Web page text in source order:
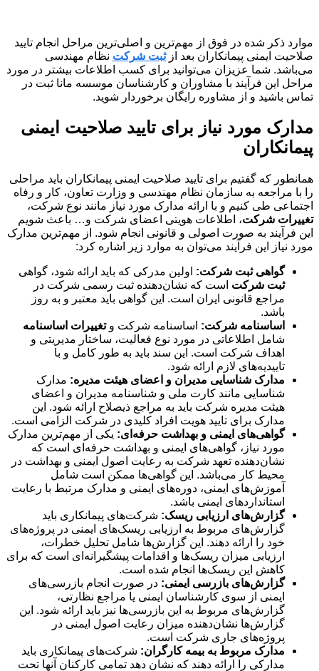
موارد ذکر شده در فوق از مهم‌ترین و اصلی‌ترین مراحل انجام تایید
صلاحیت ایمنی پیمانکاران بعد ازثبت شرکت نظام مهندسی
می‌باشد. شما عزیزان می‌توانید برای کسب اطلاعات بیشتر در مورد
مراحل این فرآیند با مشاوران و کارشناسان موسسه مانا ثبت در
تماس باشید و از مشاوره رایگان برخوردار شوید.
مدارک مورد نیاز برای تایید صلاحیت ایمنی
پیمانکاران
همانطور که گفتیم برای تایید صلاحیت ایمنی پیمانکاران باید مراحلی
را با مراجعه به سازمان نظام مهندسی و وزارت تعاون، کار و رفاه
اجتماعی طی کنیم و با ارائه مدارک مورد نیاز مانند نوع شرکت،
تغییرات شرکت، اطلاعات هویتی اعضای شرکت و… باعث شویم
این فرآیند به صورت اصولی و قانونی انجام شود. از مهم‌ترین مدارک
مورد نیاز این فرآیند می‌توان به موارد زیر اشاره کرد:
گواهی ثبت شرکت: اولین مدرکی که باید ارائه شود، گواهی
ثبت شرکت است که نشان‌دهنده ثبت رسمی شرکت در
مراجع قانونی ایران است. این گواهی باید معتبر و به روز
باشد.
اساسنامه شرکت: اساسنامه شرکت وتغییرات اساسنامه
شامل اطلاعاتی در مورد نوع فعالیت، ساختار مدیریتی و
اهداف شرکت است. این سند باید به طور کامل و با
تاییدیه‌های لازم ارائه شود.
مدارک شناسایی مدیران و اعضای هیئت مدیره: مدارک
شناسایی مانند کارت ملی و شناسنامه مدیران و اعضای
هیئت مدیره شرکت باید به مراجع ذیصلاح ارائه شود. این
مدارک برای تایید هویت افراد کلیدی در شرکت الزامی است.
گواهی‌های ایمنی و بهداشت حرفه‌ای: یکی از مهم‌ترین مدارک
مورد نیاز، گواهی‌های ایمنی و بهداشت حرفه‌ای است که
نشان‌دهنده تعهد شرکت به رعایت اصول ایمنی و بهداشت در
محیط کار می‌باشد. این گواهی‌ها ممکن است شامل
آموزش‌های ایمنی، دوره‌های ایمنی و مدارک مرتبط با رعایت
استانداردهای ایمنی باشد.
گزارش‌های ارزیابی ریسک: شرکت‌های پیمانکاری باید
گزارش‌های مربوط به ارزیابی ریسک‌های ایمنی در پروژه‌های
خود را ارائه دهند. این گزارش‌ها شامل تحلیل خطرات،
ارزیابی میزان ریسک‌ها و اقدامات پیشگیرانه‌ای است که برای
کاهش این ریسک‌ها انجام شده است.
گزارش‌های بازرسی ایمنی: در صورت انجام بازرسی‌های
ایمنی از سوی کارشناسان ایمنی یا مراجع نظارتی،
گزارش‌های مربوط به این بازرسی‌ها نیز باید ارائه شود. این
گزارش‌ها نشان‌دهنده میزان رعایت اصول ایمنی در
پروژه‌های جاری شرکت است.
مدارک مربوط به بیمه کارگران: شرکت‌های پیمانکاری باید
مدارکی را ارائه دهند که نشان دهد تمامی کارکنان آنها تحت